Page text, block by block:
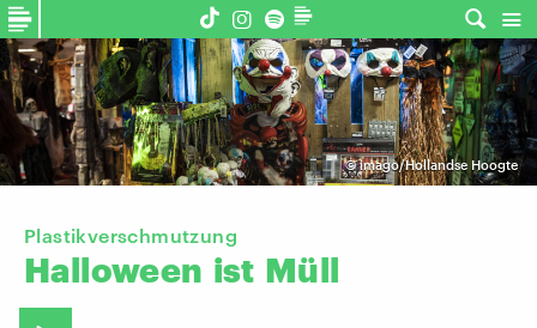
©imago/Hollandse Hoogte
Plastikverschmutzung
Halloween ist Müll